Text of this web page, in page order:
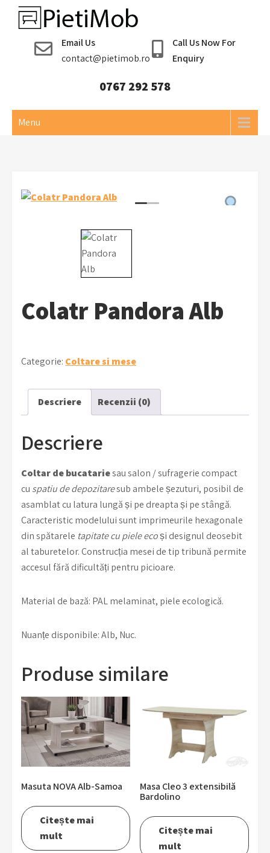
Pieti Mob
Email Us
contact@pietimob.ro
Call Us Now For
Enquiry
0767 292 578
Menu
Colatr Pandora Alb
Categorie: Coltare si mese
Descriere Recenzii (0)
Descriere
Coltar de bucatariesau salon / sufragerie compact
cu spatiu de depozitaresub ambele șezuturi, posibil de
asamblat cu latura lungă și pe dreapta și pe stângă.
Caracteristic modelului sunt imprimeurile hexagonale
din spătarele tapitate cu piele ecoși designul deosebit
al taburetelor. Construcția mesei de tip tribună permite
accesul fără dificultăți pentru picioare.
Material de bază: PAL melaminat, piele ecologică.
Nuanțe disponibile: Alb, Nuc.
Produse similare
Masuta NOVA Alb-Samoa
Citește mai
mult
Masa Cleo 3 extensibilă
Bardolino
Citește mai
mult